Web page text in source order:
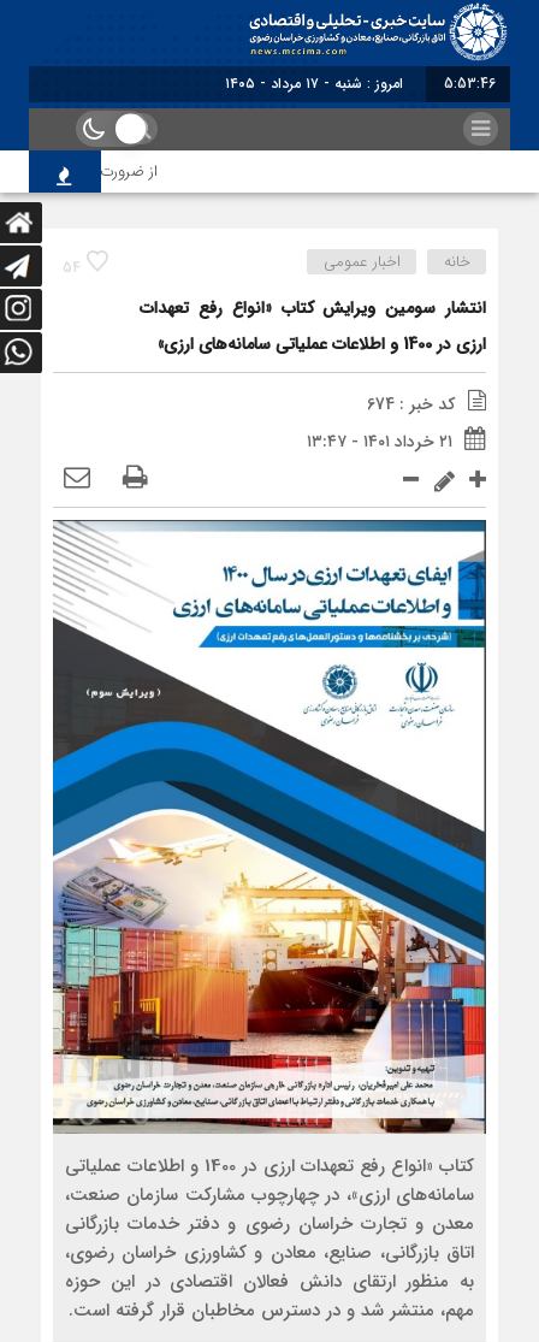
5:53:46 امروز : شنبه - ۱۷ مرداد - ۱۴۰۵
از ضرورت اصلاح رویه‌های
54 خانه اخبار عمومی
انتشار سومین ویرایش کتاب «انواع رفع تعهدات
ارزی در 1400 و اطلاعات عملیاتی سامانه‌های ارزی»
کد خبر : 674
۲۱ خرداد ۱۴۰۱ - ۱۳:۴۷
کتاب «انواع رفع تعهدات ارزی در 1400 و اطلاعات عملیاتی
سامانه‌های ارزی»، در چهارچوب مشارکت سازمان صنعت،
معدن و تجارت خراسان رضوی و دفتر خدمات بازرگانی
اتاق بازرگانی، صنایع، معادن و کشاورزی خراسان رضوی،
به منظور ارتقای دانش فعالان اقتصادی در این حوزه
مهم، منتشر شد و در دسترس مخاطبان قرار گرفته است.